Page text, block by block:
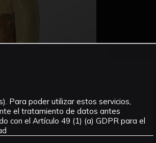
Para poder utilizar estos servicios,
el tratamiento de datos antes
con el Artículo 49 (1) (a) GDPR para el